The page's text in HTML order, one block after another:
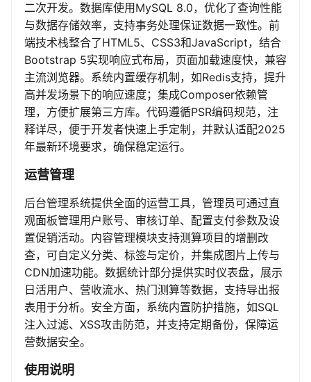
二次开发。数据库使用MySQL 8.0，优化了查询性能
与数据存储效率，支持事务处理保证数据一致性。前
端技术栈整合了HTML5、CSS3和JavaScript，结合
Bootstrap 5实现响应式布局，页面加载速度快，兼容
主流浏览器。系统内置缓存机制，如Redis支持，提升
高并发场景下的响应速度；集成Composer依赖管
理，方便扩展第三方库。代码遵循PSR编码规范，注
释详尽，便于开发者快速上手定制，并默认适配2025
年最新环境要求，确保稳定运行。
运营管理
后台管理系统提供全面的运营工具，管理员可通过直
观面板管理用户账号、审核订单、配置支付参数及设
置促销活动。内容管理模块支持测算项目的增删改
查，可自定义分类、标签与定价，并集成图片上传与
CDN加速功能。数据统计部分提供实时仪表盘，展示
日活用户、营收流水、热门测算等数据，支持导出报
表用于分析。安全方面，系统内置防护措施，如SQL
注入过滤、XSS攻击防范，并支持定期备份，保障运
营数据安全。
使用说明